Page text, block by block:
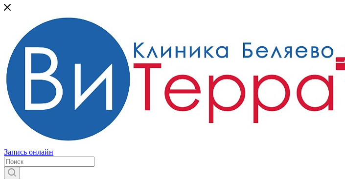
Запись онлайн